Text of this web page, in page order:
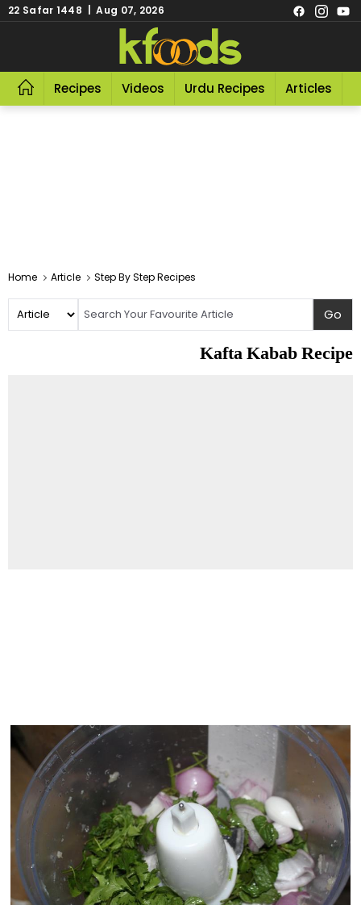
22 Safar 1448 | Aug 07, 2026
Recipes Videos Urdu Recipes Articles
Home Article Step By Step Recipes
Kafta Kabab Recipe